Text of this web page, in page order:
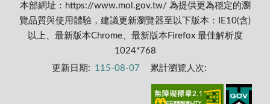
本部網址：https://www.mol.gov.tw/ 為提供更為穩定的瀏
覽品質與使用體驗，建議更新瀏覽器至以下版本：IE10(含)
以上、最新版本Chrome、最新版本Firefox 最佳解析度
1024*768
更新日期: 115-08-07 累計瀏覽人次: